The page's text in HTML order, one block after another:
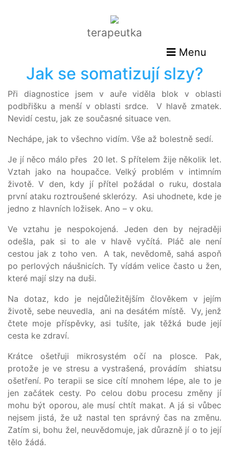
terapeutka
Menu
Jak se somatizují slzy?
Při diagnostice jsem v auře viděla blok v oblasti
podbřišku a menší v oblasti srdce. V hlavě zmatek.
Nevidí cestu, jak ze současné situace ven.
Nechápe, jak to všechno vidím. Vše až bolestně sedí.
Je jí něco málo přes 20 let. S přítelem žije několik let.
Vztah jako na houpačce. Velký problém v intimním
životě. V den, kdy jí přítel požádal o ruku, dostala
první ataku roztroušené sklerózy. Asi uhodnete, kde je
jedno z hlavních ložisek. Ano – v oku.
Ve vztahu je nespokojená. Jeden den by nejraději
odešla, pak si to ale v hlavě vyčítá. Pláč ale není
cestou jak z toho ven. A tak, nevědomě, sahá aspoň
po perlových náušnicích. Ty vídám velice často u žen,
které mají slzy na duši.
Na dotaz, kdo je nejdůležitějším člověkem v jejím
životě, sebe neuvedla, ani na desátém místě. Vy, jenž
čtete moje příspěvky, asi tušíte, jak těžká bude její
cesta ke zdraví.
Krátce ošetřuji mikrosystém očí na plosce. Pak,
protože je ve stresu a vystrašená, provádím shiatsu
ošetření. Po terapii se sice cítí mnohem lépe, ale to je
jen začátek cesty. Po celou dobu procesu změny jí
mohu být oporou, ale musí chtít makat. A já si vůbec
nejsem jistá, že už nastal ten správný čas na změnu.
Zatím si, bohu žel, neuvědomuje, jak důrazně jí o to její
tělo žádá.